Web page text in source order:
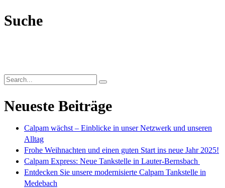
Suche
Neueste Beiträge
Calpam wächst – Einblicke in unser Netzwerk und unseren
Alltag
Frohe Weihnachten und einen guten Start ins neue Jahr 2025!
Calpam Express: Neue Tankstelle in Lauter-Bernsbach
Entdecken Sie unsere modernisierte Calpam Tankstelle in
Medebach